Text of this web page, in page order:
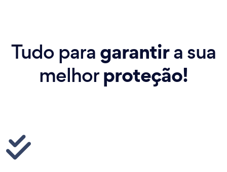
Tudo paragarantira sua
melhorproteção!